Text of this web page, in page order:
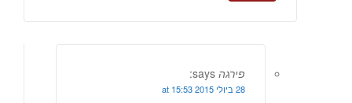
פירגה says:
28 ביולי 2015 at 15:53